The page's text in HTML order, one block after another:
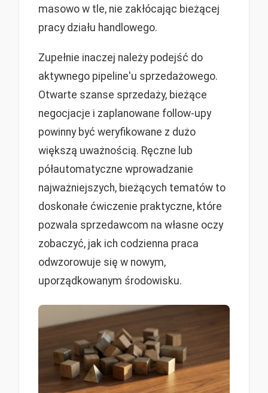
masowo w tle, nie zakłócając bieżącej
pracy działu handlowego.
Zupełnie inaczej należy podejść do
aktywnego pipeline'u sprzedażowego.
Otwarte szanse sprzedaży, bieżące
negocjacje i zaplanowane follow-upy
powinny być weryfikowane z dużo
większą uważnością. Ręczne lub
półautomatyczne wprowadzanie
najważniejszych, bieżących tematów to
doskonałe ćwiczenie praktyczne, które
pozwala sprzedawcom na własne oczy
zobaczyć, jak ich codzienna praca
odwzorowuje się w nowym,
uporządkowanym środowisku.